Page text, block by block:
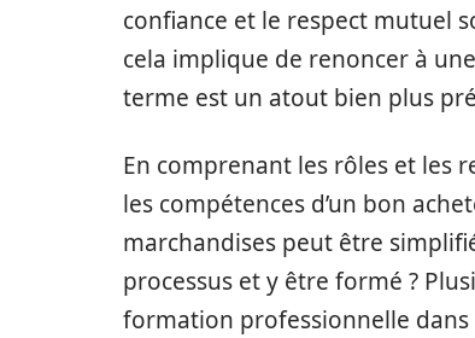
confiance et le respect mutuel
cela implique de renoncer à
terme est un atout bien plus
En comprenant les rôles et les
les compétences d’un bon
marchandises peut être
processus et y être formé ?
formation professionnelle dans